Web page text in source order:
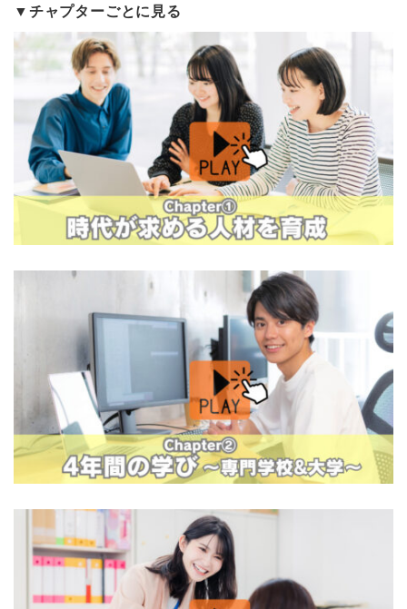
▼チャプターごとに見る